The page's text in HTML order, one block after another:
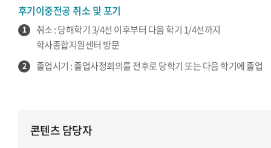
후기이중전공 취소 및 포기
1
취소 : 당해학기 3/4선 이후부터 다음 학기 1/4선까지
학사종합지원센터 방문
2 졸업시기 : 졸업사정회의를 전후로 당학기 또는 다음 학기에 졸업
콘텐츠 담당자